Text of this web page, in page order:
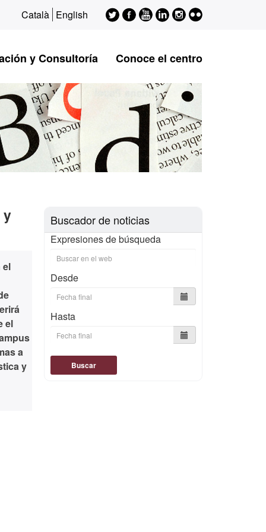
Català English Twitter
ESAGED
Facebook
ESAGED
Youtube
ESAGED
LinkedIn
ESAGED
Instagram
ESAGED
Flickr
y Consultoría Conoce el centro
y
el
el
a
y
Buscador de noticias
Expresiones de búsqueda
Desde
Hasta
Buscar